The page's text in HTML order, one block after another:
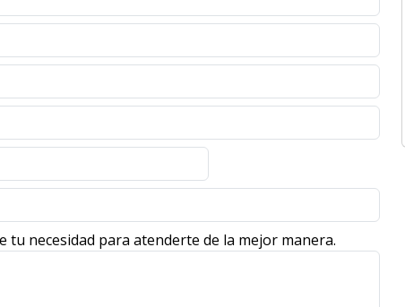
necesidad para atenderte de la mejor manera.